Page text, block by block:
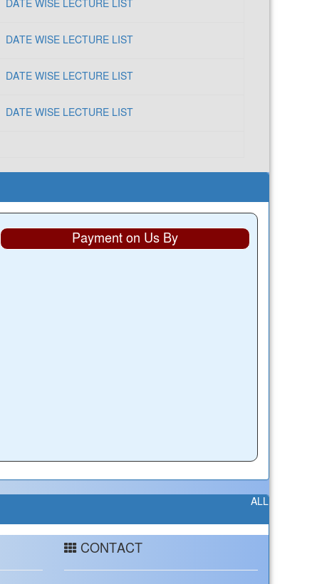
DATE WISE LECTURE LIST
DATE WISE LECTURE LIST
DATE WISE LECTURE LIST
DATE WISE LECTURE LIST
Payment on Us By
ALL
CONTACT